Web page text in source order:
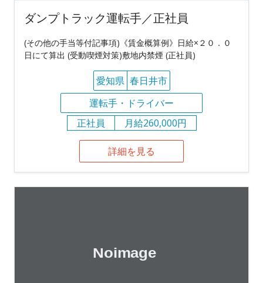
ダンプトラック運転手／正社員
(その他の手当等付記事項)《賃金概算例》日給×２０．０
日にて算出 (受動喫煙対策)敷地内禁煙 (正社員)
愛知県 春日井市
運転手・ドライバー
正社員
月給260,000円
詳細を見る